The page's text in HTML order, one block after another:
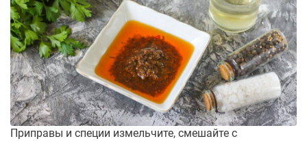
Приправы и специи измельчите, смешайте с